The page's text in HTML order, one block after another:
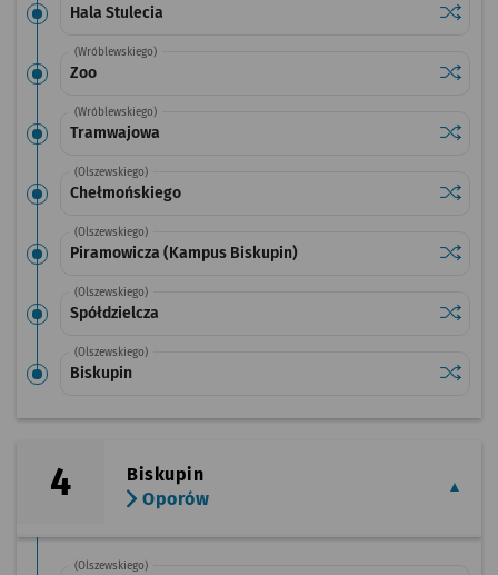
Hala Stulecia
(Wróblewskiego)
Zoo
(Wróblewskiego)
Tramwajowa
(Olszewskiego)
Chełmońskiego
(Olszewskiego)
Piramowicza (Kampus Biskupin)
(Olszewskiego)
Spółdzielcza
(Olszewskiego)
Biskupin
4
Biskupin
Oporów
(Olszewskiego)